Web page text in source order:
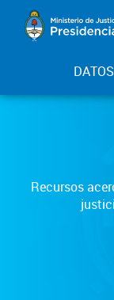
DATOS
Recursos